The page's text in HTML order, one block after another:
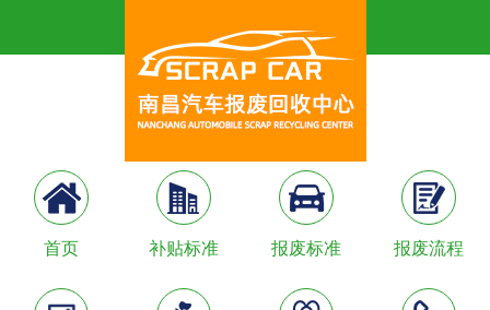
首页 补贴标准 报废标准 报废流程